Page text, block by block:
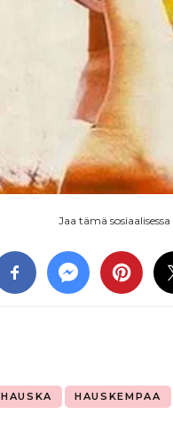
Jaa tämä
HAUSKA HAUSKEMPAA